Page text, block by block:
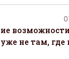
не там, где